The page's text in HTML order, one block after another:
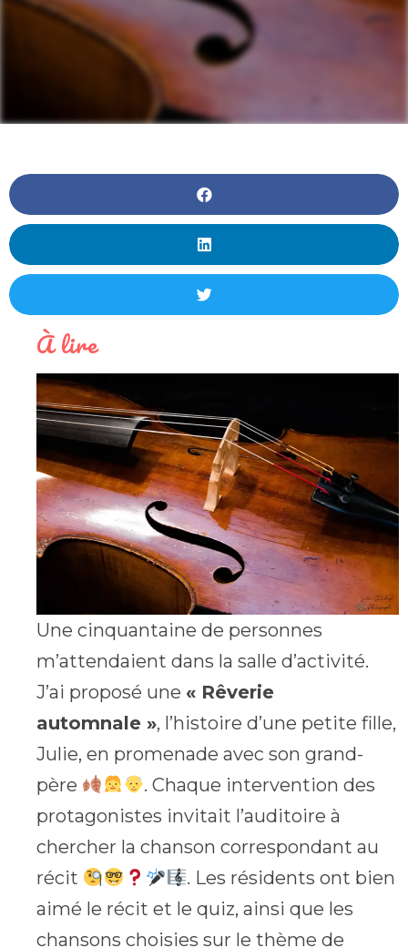
À lire
Une cinquantaine de personnes
m’attendaient dans la salle d’activité.
J’ai proposé une « Rêverie
automnale », l’histoire d’une petite fille,
Julie, en promenade avec son grand-
père
. Chaque intervention des
protagonistes invitait l’auditoire à
chercher la chanson correspondant au
récit
. Les résidents ont bien
aimé le récit et le quiz, ainsi que les
chansons choisies sur le thème de